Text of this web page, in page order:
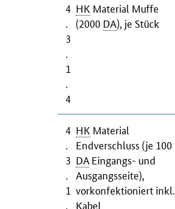
4
.
3
.
1
.
4
HK Material Muffe
(2000 DA), je Stück
4
.
3
.
1
.
HK Material
Endverschluss (je 100
DAEingangs- und
Ausgangsseite),
vorkonfektioniert inkl.
Kabel